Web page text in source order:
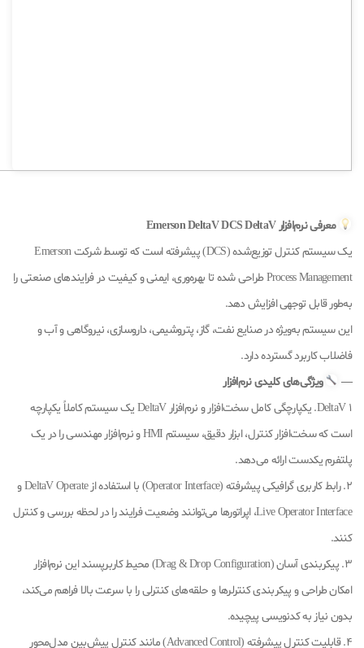
معرفی نرم‌افزار Emerson DeltaV DCS DeltaV
یک سیستم کنترل توزیع‌شده (DCS) پیشرفته است که توسط شرکت Emerson
Process Management طراحی شده تا بهره‌وری، ایمنی و کیفیت در فرایندهای صنعتی را
به‌طور قابل توجهی افزایش دهد.
این سیستم به‌ویژه در صنایع نفت، گاز، پتروشیمی، داروسازی، نیروگاهی و آب و
فاضلاب کاربرد گسترده دارد.
—
ویژگی‌های کلیدی نرم‌افزار
DeltaV 1. یکپارچگی کامل سخت‌افزار و نرم‌افزار DeltaV یک سیستم کاملاً یکپارچه
است که سخت‌افزار کنترل، ابزار دقیق، سیستم HMI و نرم‌افزار مهندسی را در یک
پلتفرم یکدست ارائه می‌دهد.
2. رابط کاربری گرافیکی پیشرفته (Operator Interface) با استفاده از DeltaV Operate و
Live Operator Interface، اپراتورها می‌توانند وضعیت فرایند را در لحظه بررسی و کنترل
کنند.
3. پیکربندی آسان (Drag & Drop Configuration) محیط کاربرپسند این نرم‌افزار
امکان طراحی و پیکربندی کنترلرها و حلقه‌های کنترلی را با سرعت بالا فراهم می‌کند،
بدون نیاز به کدنویسی پیچیده.
4. قابلیت کنترل پیشرفته (Advanced Control) مانند کنترل پیش‌بین مدل‌محور